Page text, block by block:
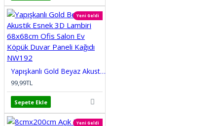
Yeni Geldi
Yapışkanlı Gold Beyaz Akustik Esnek 3D Lambiri 68x68cm Ofis Salon Ev Köpük Duvar Paneli Kağıdı NW192
99,99TL
Sepete Ekle
Yeni Geldi